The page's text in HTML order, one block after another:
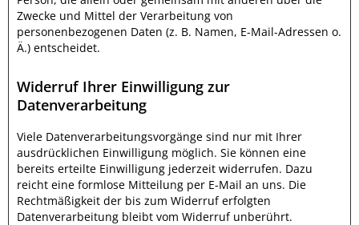
Zwecke und Mittel der Verarbeitung von
personenbezogenen Daten (z. B. Namen, E-Mail-Adressen o.
Ä.) entscheidet.
Widerruf Ihrer Einwilligung zur
Datenverarbeitung
Viele Datenverarbeitungsvorgänge sind nur mit Ihrer
ausdrücklichen Einwilligung möglich. Sie können eine
bereits erteilte Einwilligung jederzeit widerrufen. Dazu
reicht eine formlose Mitteilung per E-Mail an uns. Die
Rechtmäßigkeit der bis zum Widerruf erfolgten
Datenverarbeitung bleibt vom Widerruf unberührt.